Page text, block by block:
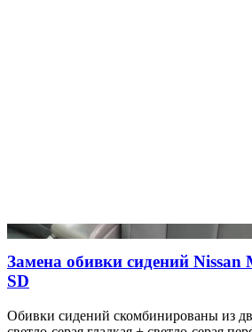
Замена обивки сидений Nissan
SD
Обивки сидений скомбинированы из